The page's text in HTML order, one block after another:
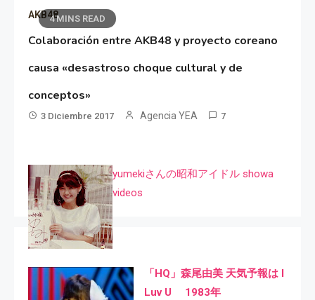
4 MINS READ
AKB48
Colaboración entre AKB48 y proyecto coreano
causa «desastroso choque cultural y de
conceptos»
3 Diciembre 2017 Agencia YEA 7
yumekiさんの昭和アイドル showa
videos
「HQ」森尾由美 天気予報は I
Luv U 1983年